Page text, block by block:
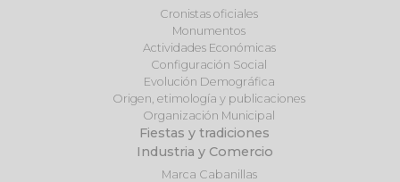
Cronistas oficiales
Monumentos
Actividades Económicas
Configuración Social
Evolución Demográfica
Origen, etimología y publicaciones
Organización Municipal
Fiestas y tradiciones
Industria y Comercio
Marca Cabanillas